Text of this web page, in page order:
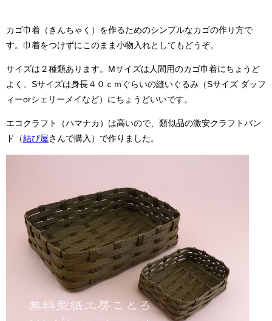
カゴ巾着（きんちゃく）を作るためのシンプルなカゴの作り方で
す。巾着をつけずにこのまま小物入れとしてもどうぞ。
サイズは２種類あります。Mサイズは人間用のカゴ巾着にちょうど
よく、Sサイズは身長４０ｃｍぐらいの縫いぐるみ（Sサイズ ダッフ
ィーorシェリーメイなど）にちょうどいいです。
エコクラフト（ハマナカ）は高いので、類似品の激安クラフトバン
ド（結び屋さんで購入）で作りました。